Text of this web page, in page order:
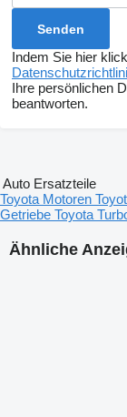
Indem Sie hier
Ihre persönlichen
beantworten.
Ähnliche
Auto Ersatzteile
Toyota Motoren
Getriebe Toyota